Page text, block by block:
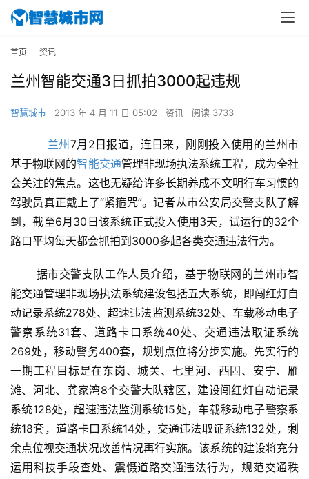
首页 资讯
兰州智能交通3日抓拍3000起违规
智慧城市 2013 年 4 月 11 日 05:02 资讯 阅读 3733
兰州 7月2日报道，连日来，刚刚投入使用的兰州市
基于物联网的智能交通管理非现场执法系统工程，成为全社
会关注的焦点。这也无疑给许多长期养成不文明行车习惯的
驾驶员真正戴上了“紧箍咒”。记者从市公安局交警支队了解
到，截至6月30日该系统正式投入使用3天，试运行的32个
路口平均每天都会抓拍到3000多起各类交通违法行为。
据市交警支队工作人员介绍，基于物联网的兰州市智
能交通管理非现场执法系统建设包括五大系统，即闯红灯自
动记录系统278处、超速违法监测系统32处、车载移动电子
警察系统31套、道路卡口系统40处、交通违法取证系统
269处，移动警务400套，规划点位将分步实施。先实行的
一期工程目标是在东岗、城关、七里河、西固、安宁、雁
滩、河北、龚家湾8个交警大队辖区，建设闯红灯自动记录
系统128处，超速违法监测系统15处，车载移动电子警察系
统18套，道路卡口系统14处，交通违法取证系统132处，剩
余点位视交通状况改善情况再行实施。该系统的建设将充分
运用科技手段查处、震慑道路交通违法行为，规范交通秩